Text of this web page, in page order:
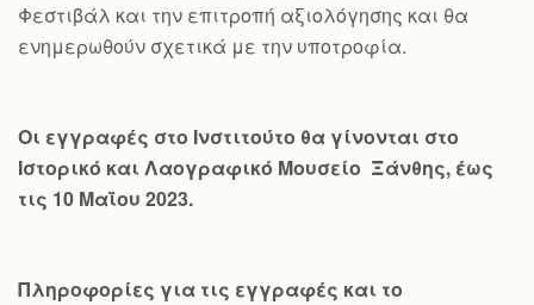
Φεστιβάλ και την επιτροπή αξιολόγησης και θα
ενημερωθούν σχετικά με την υποτροφία.
Οι εγγραφές στο Ινστιτούτο θα γίνονται στο
Ιστορικό και Λαογραφικό Μουσείο Ξάνθης, έως
τις 10 Μαΐου 2023.
Πληροφορίες για τις εγγραφές και το